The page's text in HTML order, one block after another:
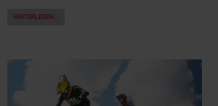
WEITERLESEN …